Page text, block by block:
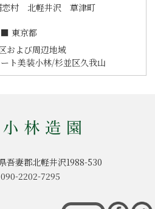
村 北軽井沢 草津町
■ 東京都
および周辺地域
ート美装小林/杉並区久我山
吾妻郡北軽井沢1988-530
090-2202-7295